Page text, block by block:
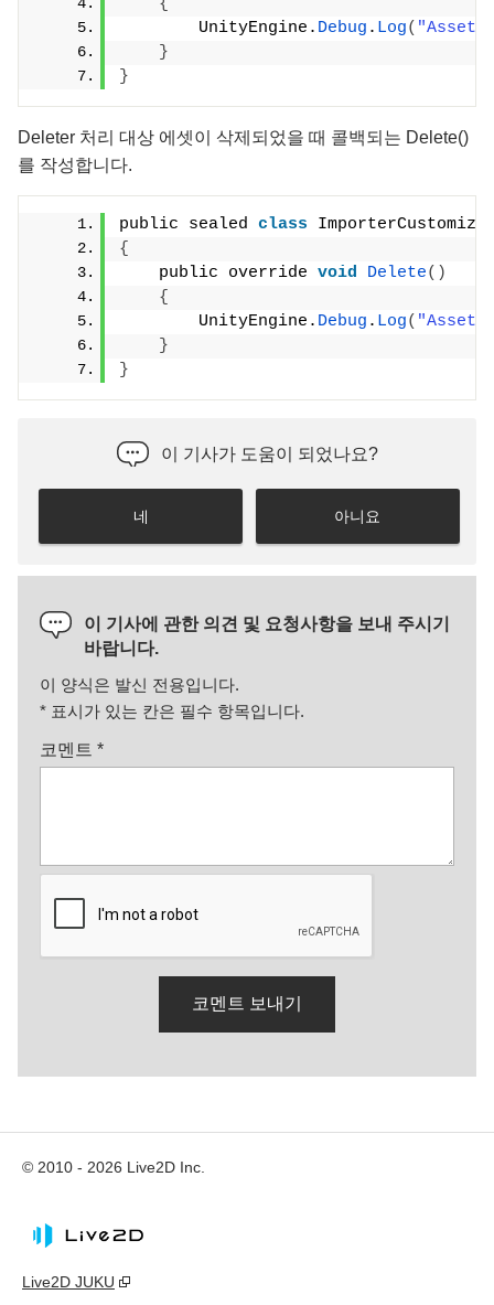
{
        UnityEngine.
Debug . Log( "Asset
}
}
Deleter 처리 대상 에셋이 삭제되었을 때 콜백되는 Delete()
를 작성합니다.
public sealed class
{
    public override
void Delete()
{
        UnityEngine.
Debug . Log( "Asset
}
}
이 기사가 도움이 되었나요?
네 아니요
이 기사에 관한 의견 및 요청사항을 보내 주시기
바랍니다.
이 양식은 발신 전용입니다.
* 표시가 있는 칸은 필수 항목입니다.
코멘트 *
© 2010 - 2026 Live2D Inc.
Live2D JUKU